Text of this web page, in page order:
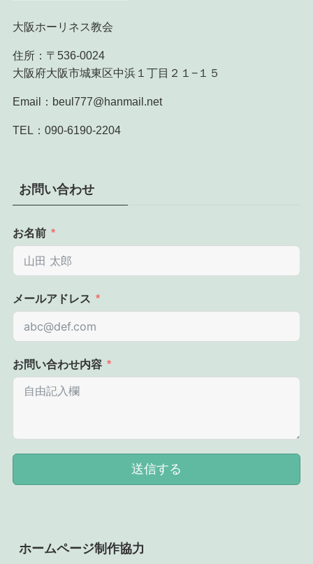
大阪ホーリネス教会
住所：〒536-0024
大阪府大阪市城東区中浜１丁目２１−１５
Email：beul777@hanmail.net
TEL：090-6190-2204
お問い合わせ
お名前
メールアドレス
お問い合わせ内容
送信する
ホームページ制作協力